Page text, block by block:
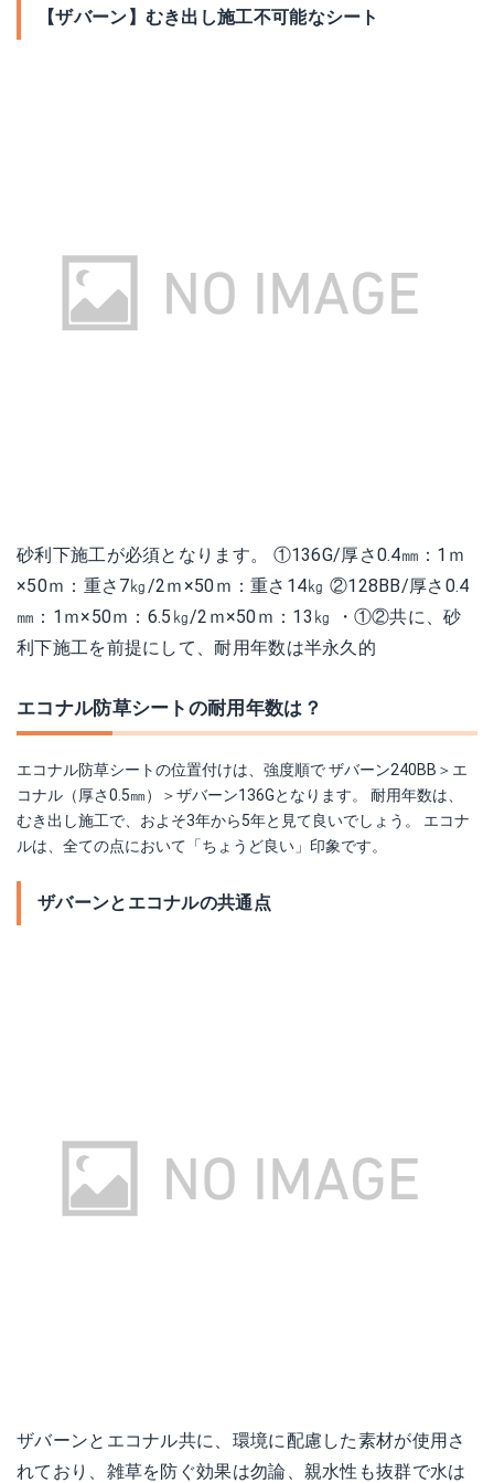
【ザバーン】むき出し施工不可能なシート
砂利下施工が必須となります。 ①136G/厚さ0.4㎜：1ｍ
×50ｍ：重さ7㎏/2ｍ×50ｍ：重さ14㎏ ②128BB/厚さ0.4
㎜：1ｍ×50ｍ：6.5㎏/2ｍ×50ｍ：13㎏ ・①②共に、砂
利下施工を前提にして、耐用年数は半永久的
エコナル防草シートの耐用年数は？
エコナル防草シートの位置付けは、強度順で ザバーン240BB＞エ
コナル（厚さ0.5㎜）＞ザバーン136Gとなります。 耐用年数は、
むき出し施工で、およそ3年から5年と見て良いでしょう。 エコナ
ルは、全ての点において「ちょうど良い」印象です。
ザバーンとエコナルの共通点
ザバーンとエコナル共に、環境に配慮した素材が使用さ
れており、雑草を防ぐ効果は勿論、親水性も抜群で水は